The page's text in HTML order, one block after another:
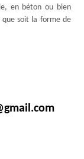
en béton ou bien
soit la forme de